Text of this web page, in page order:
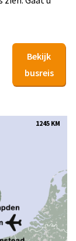
Bekijk
busreis
1245 KM